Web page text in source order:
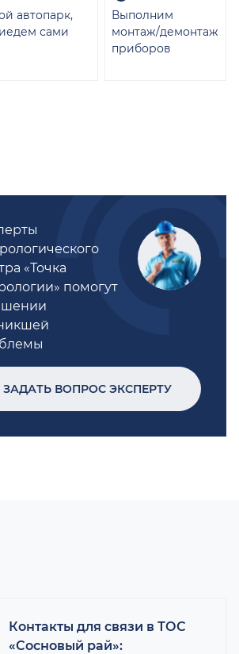
автопарк,
сами
Выполним
монтаж/демонтаж
приборов
«Точка
помогут
ЗАДАТЬ ВОПРОС ЭКСПЕРТУ
Контакты для связи в ТОС
«Сосновый рай»: